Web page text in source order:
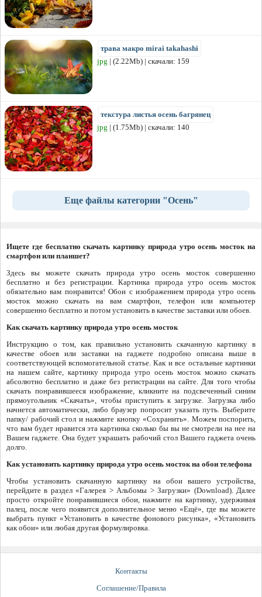
трава макро mirai takahashi
jpg | (2.22Mb) | скачали: 159
текстура листья осень багрянец
jpg | (1.75Mb) | скачали: 140
Еще файлы категории "Осень"
Ищете где бесплатно скачать картинку природа утро осень мосток на
смартфон или планшет?
Здесь вы можете скачать природа утро осень мосток совершенно
бесплатно и без регистрации. Картинка природа утро осень мосток
обязательно вам понравится! Обои с изображением природа утро осень
мосток можно скачать на вам смартфон, телефон или компьютер
совершенно бесплатно и потом установить в качестве заставки или обоев.
Как скачать картинку природа утро осень мосток
Инструкцию о том, как правильно установить скачанную картинку в
качестве обоев или заставки на гаджете подробно описана выше в
соответствующей вспомогательной статье. Как и все остальные картинки
на нашем сайте, картинку природа утро осень мосток можно скачать
абсолютно бесплатно и даже без регистрации на сайте. Для того чтобы
скачать понравившееся изображение, кликните на подсвеченный синим
прямоугольник «Скачать», чтобы приступить к загрузке. Загрузка либо
начнется автоматически, либо браузер попросит указать путь. Выберите
папку/ рабочий стол и нажмите кнопку «Сохранить». Можем поспорить,
что вам будет нравится эта картинка сколько бы вы не смотрели на нее на
Вашем гаджете. Она будет украшать рабочий стол Вашего гаджета очень
долго.
Как установить картинку природа утро осень мосток на обои телефона
Чтобы установить скачанную картинку на обои вашего устройства,
перейдите в раздел «Галерея > Альбомы > Загрузки» (Download). Далее
просто откройте понравившиеся обои, нажмите на картинку, удерживая
палец, после чего появится дополнительное меню «Ещё», где вы можете
выбрать пункт «Установить в качестве фонового рисунка», «Установить
как обои» или любая другая формулировка.
Контакты
Соглашение/Правила